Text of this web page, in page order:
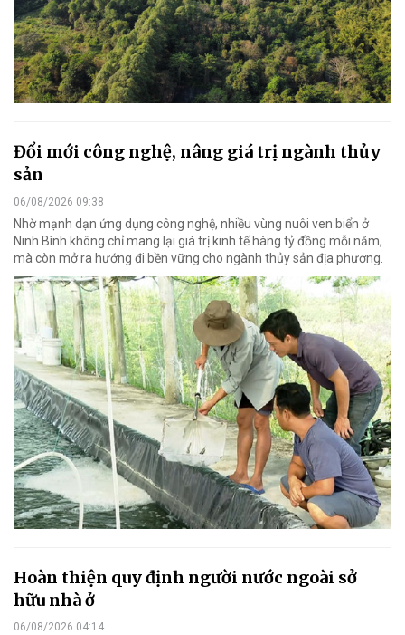
Đổi mới công nghệ, nâng giá trị ngành thủy
sản
06/08/2026 09:38
Nhờ mạnh dạn ứng dụng công nghệ, nhiều vùng nuôi ven biển ở
Ninh Bình không chỉ mang lại giá trị kinh tế hàng tỷ đồng mỗi năm,
mà còn mở ra hướng đi bền vững cho ngành thủy sản địa phương.
Hoàn thiện quy định người nước ngoài sở
hữu nhà ở
06/08/2026 04:14